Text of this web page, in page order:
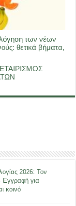
των νέων
θετικά βήματα,
2026: Τον
Εγγραφή για
κοινό